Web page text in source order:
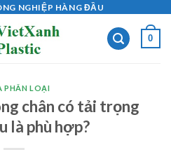
NGHIỆP HÀNG ĐẦU
0
PHÂN LOẠI
chân có tải trọng
là phù hợp?